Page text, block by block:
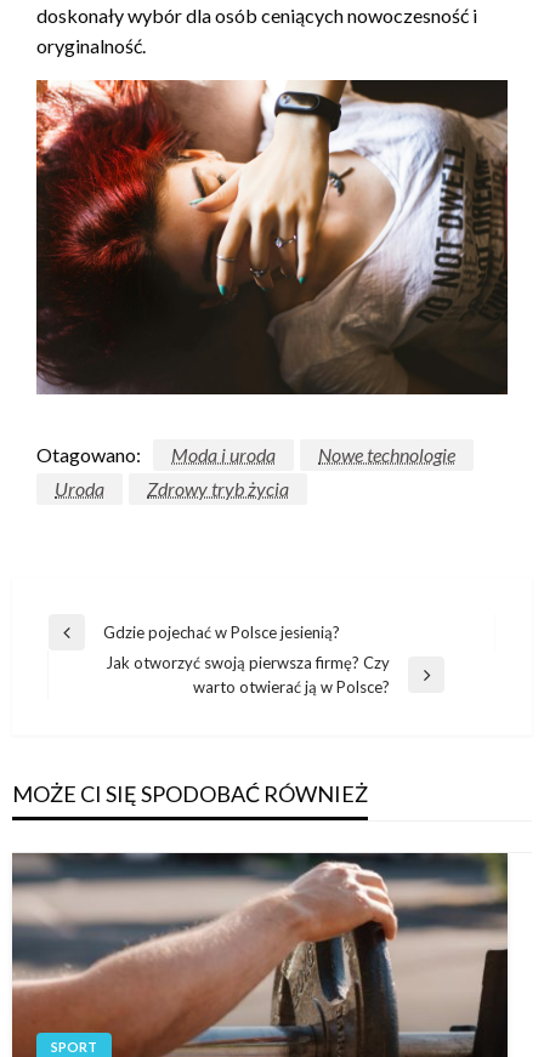
doskonały wybór dla osób ceniących nowoczesność i
oryginalność.
Otagowano: Moda i uroda
Nowe technologie
Uroda
Zdrowy tryb życia
Nawigacja
wpisu
Poprzedni
Gdzie pojechać w Polsce jesienią?
Jak otworzyć swoją pierwsza firmę? Czy
warto otwierać ją w Polsce?
MOŻE CI SIĘ SPODOBAĆ RÓWNIEŻ
SPORT